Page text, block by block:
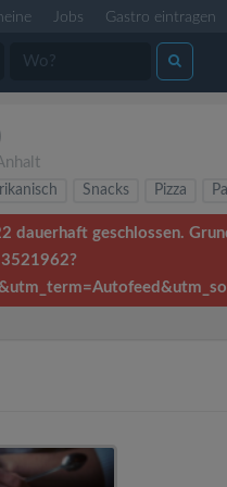
Jobs Gastro eintragen
Snacks Pizza
dauerhaft geschlossen.